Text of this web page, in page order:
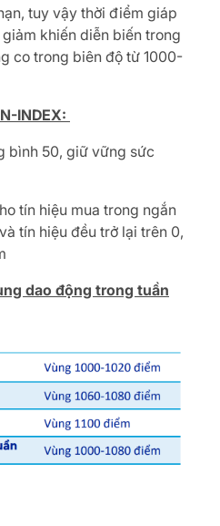
tuy vậy thời điểm giáp
khiến diễn biến trong
co trong biên độ từ 1000-
INDEX:
bình 50, giữ vững sức
tín hiệu mua trong ngắn
tín hiệu đều trở lại trên 0,
dao động trong tuần